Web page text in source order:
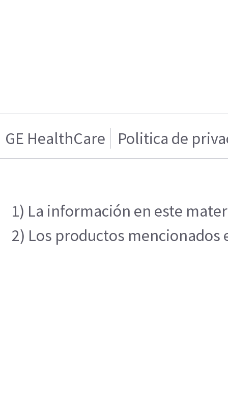
GE HealthCare Politica de
1) La información en este
2) Los productos